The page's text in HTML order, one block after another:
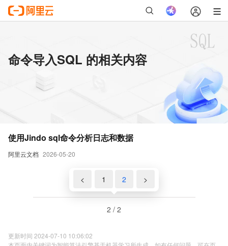
命令导入SQL 的相关内容
阿里云文档 2026-05-20
使用Jindo sql命令分析日志和数据
< 1 2 >
2 / 2
更新时间 2024-07-10 10:06:02